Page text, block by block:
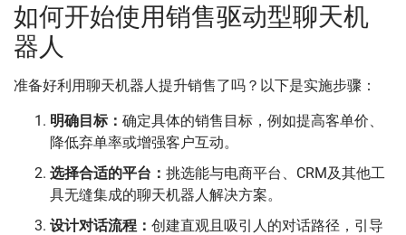
如何开始使用销售驱动型聊天机
器人
准备好利用聊天机器人提升销售了吗？以下是实施步骤：
明确目标： 确定具体的销售目标，例如提高客单价、
降低弃单率或增强客户互动。
选择合适的平台： 挑选能与电商平台、CRM及其他工
具无缝集成的聊天机器人解决方案。
设计对话流程： 创建直观且吸引人的对话路径，引导